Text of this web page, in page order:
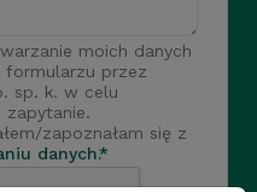
moich danych
przez
sp. k. w celu
zapytanie.
zapoznałam się z
danych.*